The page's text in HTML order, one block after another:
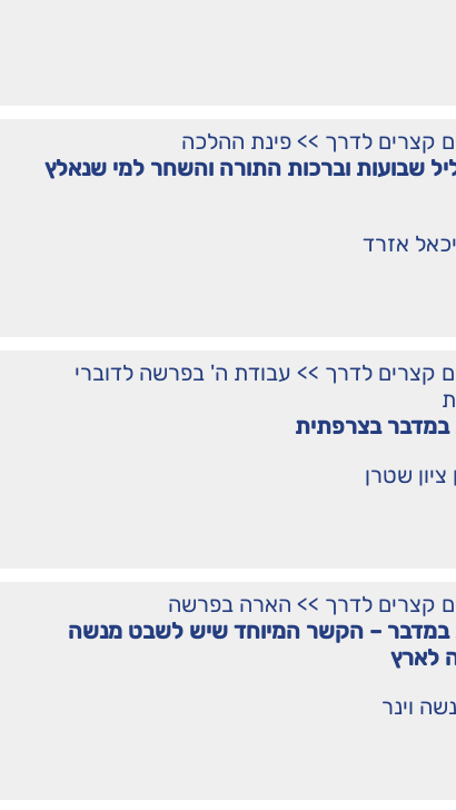
קצרים לדרך >>פינת ההלכה
שבועות וברכות התורה והשחר למי שנאלץ
אזרד
קצרים לדרך >> עבודת ה' בפרשה לדוברי
בצרפתית
שטרן
קצרים לדרך >> הארה בפרשה
– הקשר המיוחד שיש לשבט מנשה
לארץ
וינר